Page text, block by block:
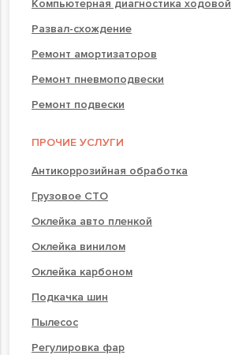
Компьютерная диагностика ходовой
Развал-схождение
Ремонт амортизаторов
Ремонт пневмоподвески
Ремонт подвески
ПРОЧИЕ УСЛУГИ
Антикоррозийная обработка
Грузовое СТО
Оклейка авто пленкой
Оклейка винилом
Оклейка карбоном
Подкачка шин
Пылесос
Регулировка фар